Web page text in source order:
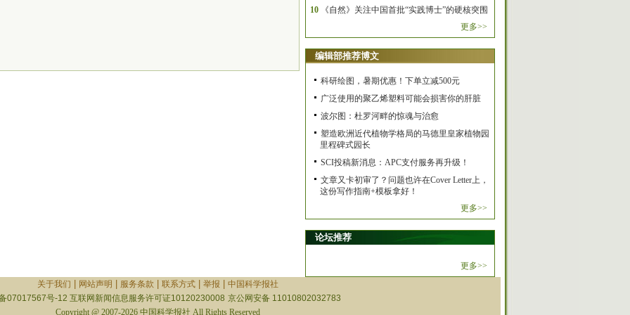
10
《自然》关注中国首批“实践博士”的硬核突围
更多>>
编辑部推荐博文
科研绘图，暑期优惠！下单立减500元
广泛使用的聚乙烯塑料可能会损害你的肝脏
波尔图：杜罗河畔的惊魂与治愈
塑造欧洲近代植物学格局的马德里皇家植物园
里程碑式园长
SCI投稿新消息：APC支付服务再升级！
文章又卡初审了？问题也许在Cover Letter上，
这份写作指南+模板拿好！
更多>>
论坛推荐
更多>>
关于我们
网站声明 服务条款 联系方式| 举报
中国科学报社
07017567号-12 互联网新闻信息服务许可证10120230008 京公网安备 11010802032783
Copyright @ 2007-2026 中国科学报社 All Rights Reserved